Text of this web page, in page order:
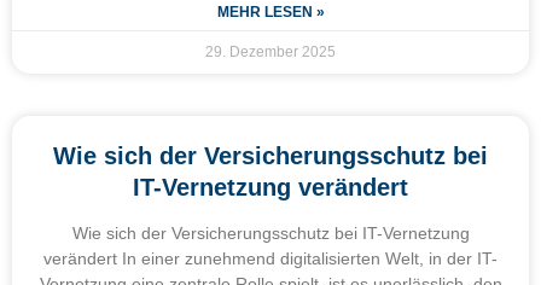
MEHR LESEN »
29. Dezember 2025
Wie sich der Versicherungsschutz bei
IT-Vernetzung verändert
Wie sich der Versicherungsschutz bei IT-Vernetzung
verändert In einer zunehmend digitalisierten Welt, in der IT-